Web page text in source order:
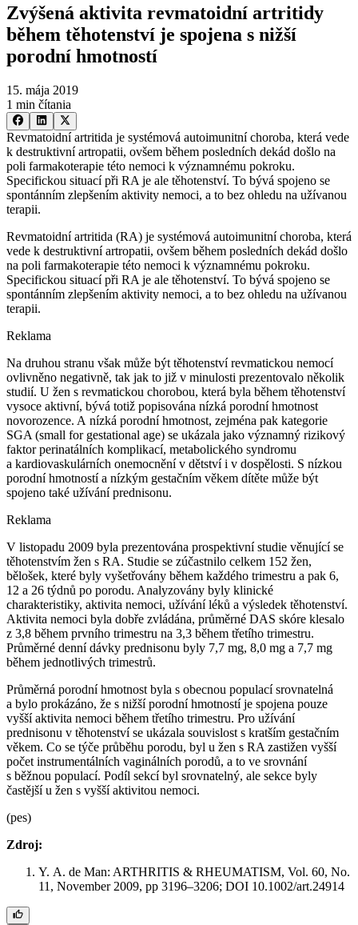
Zvýšená aktivita revmatoidní artritidy
během těhotenství je spojena s nižší
porodní hmotností
15. mája 2019
1 min čítania
Revmatoidní artritida je systémová autoimunitní choroba, která vede
k destruktivní artropatii, ovšem během posledních dekád došlo na
poli farmakoterapie této nemoci k významnému pokroku.
Specifickou situací při RA je ale těhotenství. To bývá spojeno se
spontánním zlepšením aktivity nemoci, a to bez ohledu na užívanou
terapii.
Revmatoidní artritida (RA) je systémová autoimunitní choroba, která
vede k destruktivní artropatii, ovšem během posledních dekád došlo
na poli farmakoterapie této nemoci k významnému pokroku.
Specifickou situací při RA je ale těhotenství. To bývá spojeno se
spontánním zlepšením aktivity nemoci, a to bez ohledu na užívanou
terapii.
Reklama
Na druhou stranu však může být těhotenství revmatickou nemocí
ovlivněno negativně, tak jak to již v minulosti prezentovalo několik
studií. U žen s revmatickou chorobou, která byla během těhotenství
vysoce aktivní, bývá totiž popisována nízká porodní hmotnost
novorozence. A nízká porodní hmotnost, zejména pak kategorie
SGA (small for gestational age) se ukázala jako významný rizikový
faktor perinatálních komplikací, metabolického syndromu
a kardiovaskulárních onemocnění v dětství i v dospělosti. S nízkou
porodní hmotností a nízkým gestačním věkem dítěte může být
spojeno také užívání prednisonu.
Reklama
V listopadu 2009 byla prezentována prospektivní studie věnující se
těhotenstvím žen s RA. Studie se zúčastnilo celkem 152 žen,
bělošek, které byly vyšetřovány během každého trimestru a pak 6,
12 a 26 týdnů po porodu. Analyzovány byly klinické
charakteristiky, aktivita nemoci, užívání léků a výsledek těhotenství.
Aktivita nemoci byla dobře zvládána, průměrné DAS skóre klesalo
z 3,8 během prvního trimestru na 3,3 během třetího trimestru.
Průměrné denní dávky prednisonu byly 7,7 mg, 8,0 mg a 7,7 mg
během jednotlivých trimestrů.
Průměrná porodní hmotnost byla s obecnou populací srovnatelná
a bylo prokázáno, že s nižší porodní hmotností je spojena pouze
vyšší aktivita nemoci během třetího trimestru. Pro užívání
prednisonu v těhotenství se ukázala souvislost s kratším gestačním
věkem. Co se týče průběhu porodu, byl u žen s RA zastižen vyšší
počet instrumentálních vaginálních porodů, a to ve srovnání
s běžnou populací. Podíl sekcí byl srovnatelný, ale sekce byly
častější u žen s vyšší aktivitou nemoci.
(pes)
Zdroj:
Y. A. de Man: ARTHRITIS & RHEUMATISM, Vol. 60, No.
11, November 2009, pp 3196–3206; DOI 10.1002/art.24914